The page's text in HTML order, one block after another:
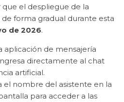
el despliegue de la
de forma gradual durante esta
de 2026.
aplicación de mensajería
directamente al chat
artificial.
el nombre del asistente en la
para acceder a las